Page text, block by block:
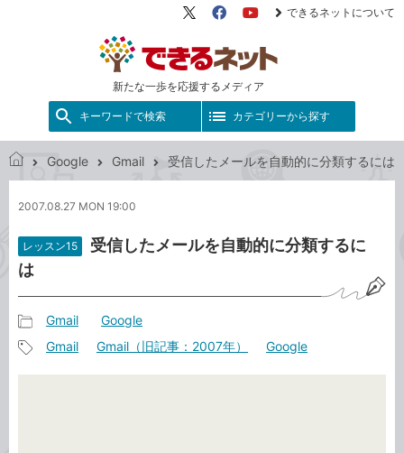
新たな一歩を応援するメディア
X（旧
FacebookYouTube
できるネットについて
キーワードで検索 カテゴリーから探す
る
ッ
ト
Google Gmail 受信したメールを自動的に分類するには
2007.08.27 MON 19:00
レッスン15
受信したメールを自動的に分類するに
は
事
カ
Gmail Google
Gmail Gmail（旧記事：2007年） Google